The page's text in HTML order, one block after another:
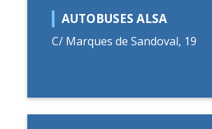
AUTOBUSES ALSA
C/ Marques de Sandoval, 19